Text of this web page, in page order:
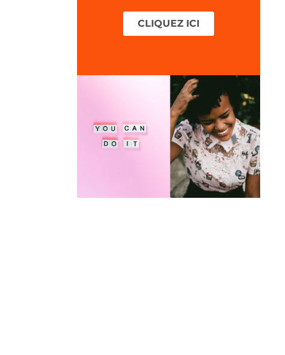
CLIQUEZ ICI